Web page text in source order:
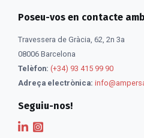
Poseu-vos en contacte
Travessera de Gràcia, 62, 2n 3a
08006 Barcelona
Telèfon: (+34) 93 415 99 90
Adreça electrònica:
Seguiu-nos!